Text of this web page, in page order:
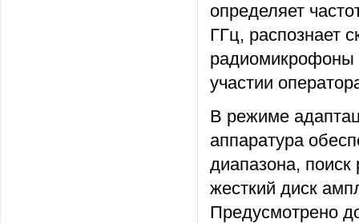
определяет
ГГц, распознает
радиомикрофоны
участии
В режиме
аппаратура
диапазона,
жесткий диск
Предусмотрено